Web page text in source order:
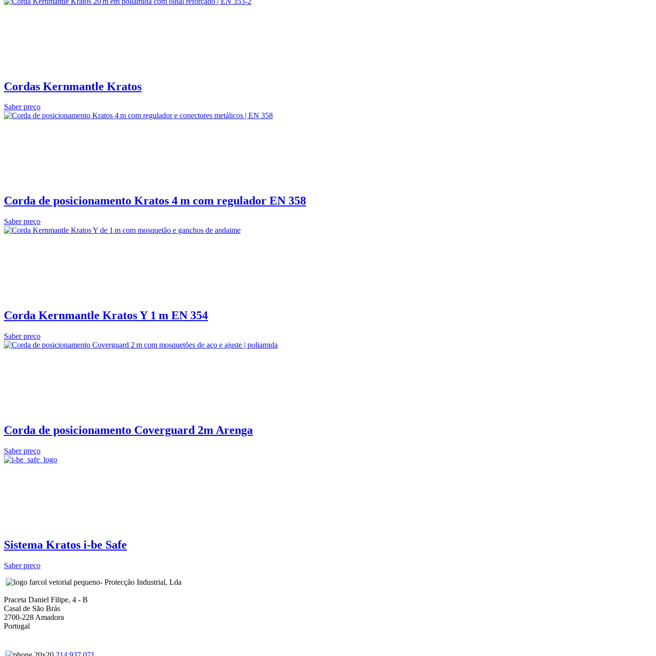
Cordas Kernmantle Kratos
Saber preço
Corda de posicionamento Kratos 4 m com regulador EN 358
Saber preço
Corda Kernmantle Kratos Y 1 m EN 354
Saber preço
Corda de posicionamento Coverguard 2m Arenga
Saber preço
Sistema Kratos i-be Safe
Saber preço
- Protecção Industrial, Lda
Praceta Daniel Filipe, 4 - B
Casal de São Brás
2700-228 Amadora
Portugal